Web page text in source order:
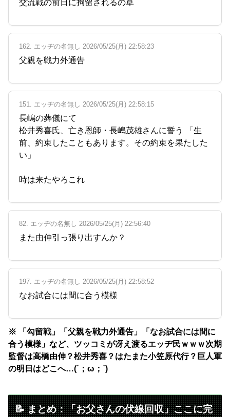
交流戦の前日に拘留されるの草
162. エッヂの名無し 2026/05/25(月) 22:58:23
父親を戦力外通告
151. エッヂの名無し 2026/05/25(月) 22:58:15
長嶋の葬儀にて
松井秀喜氏、亡き恩師・長嶋茂雄さんに誓う 「生
前、約束したこともあります。その約束を果たした
い」
時は来たやろこれ
82. エッヂの名無し 2026/05/25(月) 22:56:40
また由伸引っ張り出すんか？
197. エッヂの名無し 2026/05/25(月) 22:58:52
なお試合には間に合う模様
※ 「勾留戦」「父親を戦力外通告」「なお試合には間に
合う模様」など、ツッコミが冴え渡るエッヂ民ｗｗｗ次期
監督は高橋由伸？松井秀喜？はたまた小笠原代行？巨人軍
の明日はどこへ…(´；ω；`)
📝 まとめ：「お父さんの伏線回収」ここに完